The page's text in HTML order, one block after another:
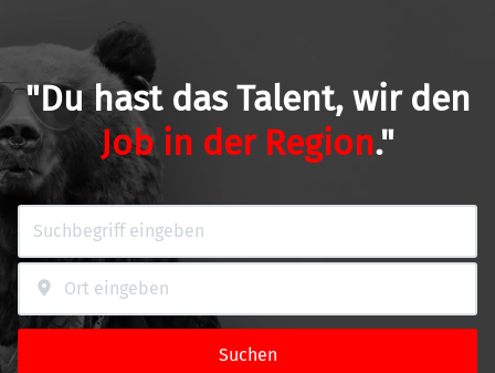
"Du hast das Talent, wir den
Job in der Region."
Suchen